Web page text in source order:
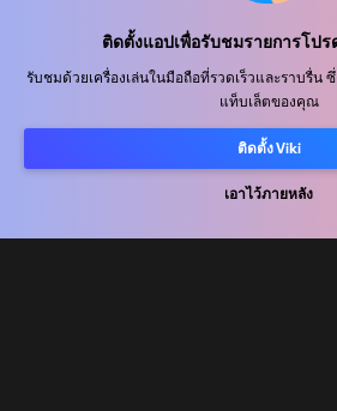
ติดตั้งแอปเพื่อรับชมรายการโป
รับชมด้วยเครื่องเล่นในมือถือที่รวดเร็วและราบรื่น
แท็บเล็ตของคุณ
ติดตั้ง Viki
เอาไว้ภายหลัง
พันธมิตรด้านการเผยแพร่
ผู้โฆษณา
ข้อกำหนดการใช้งาน